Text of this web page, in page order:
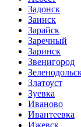
Задонск
Заинск
Зарайск
Заречный
Заринск
Звенигород
Златоуст
Зуевка
Иваново
Ивантеевка
Ижевск